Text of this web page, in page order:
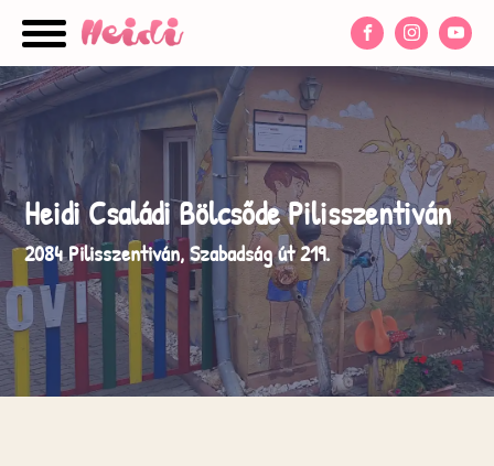
Heidi Családi Bölcsőde Pilisszentiván
2084 Pilisszentiván, Szabadság út 219.